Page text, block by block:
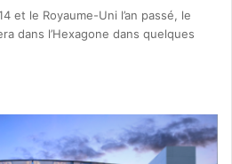
et le Royaume-Uni l’an passé, le
dans l’Hexagone dans quelques